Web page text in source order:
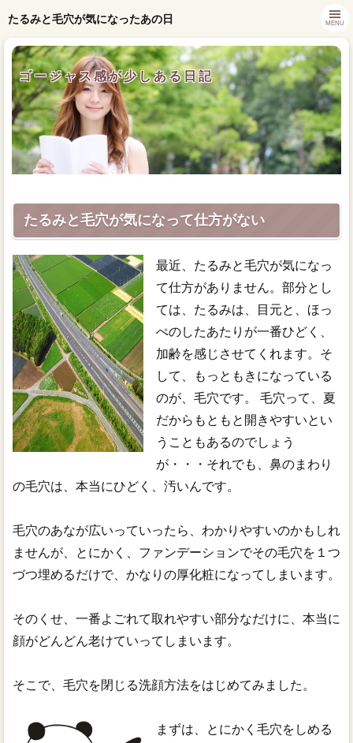
たるみと毛穴が気になったあの日
ゴージャス感が少しある日記
MENU
たるみと毛穴が気になって仕方がない
最近、たるみと毛穴が気になっ
て仕方がありません。部分とし
ては、たるみは、目元と、ほっ
ぺのしたあたりが一番ひどく、
加齢を感じさせてくれます。そ
して、もっともきになっている
のが、毛穴です。 毛穴って、夏
だからもともと開きやすいとい
うこともあるのでしょう
が・・・それでも、鼻のまわり
の毛穴は、本当にひどく、汚いんです。
毛穴のあなが広いっていったら、わかりやすいのかもしれ
ませんが、とにかく、ファンデーションでその毛穴を１つ
づつ埋めるだけで、かなりの厚化粧になってしまいます。
そのくせ、一番よごれて取れやすい部分なだけに、本当に
顔がどんどん老けていってしまいます。
そこで、毛穴を閉じる洗顔方法をはじめてみました。
まずは、とにかく毛穴をしめる